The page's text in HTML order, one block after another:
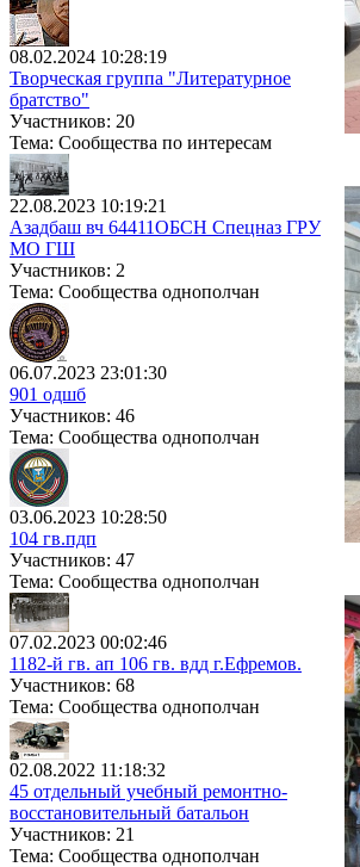
08.02.2024 10:28:19
Творческая группа "Литературное
братство"
Участников: 20
Тема: Сообщества по интересам
22.08.2023 10:19:21
Азадбаш вч 64411ОБСН Спецназ ГРУ
МО ГШ
Участников: 2
Тема: Сообщества однополчан
06.07.2023 23:01:30
901 одшб
Участников: 46
Тема: Сообщества однополчан
03.06.2023 10:28:50
104 гв.пдп
Участников: 47
Тема: Сообщества однополчан
07.02.2023 00:02:46
1182-й гв. ап 106 гв. вдд г.Ефремов.
Участников: 68
Тема: Сообщества однополчан
02.08.2022 11:18:32
45 отдельный учебный ремонтно-
восстановительный батальон
Участников: 21
Тема: Сообщества однополчан